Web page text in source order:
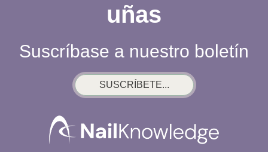
uñas
Suscríbase a nuestro boletín
SUSCRÍBETE...